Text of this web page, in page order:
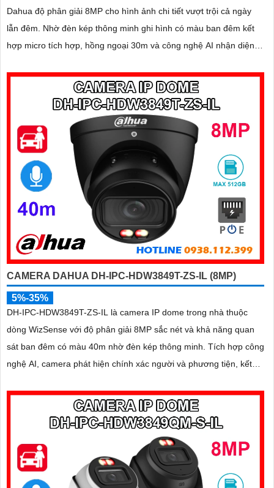
Dahua độ phân giải 8MP cho hình ảnh chi tiết vượt trội cả ngày
lẫn đêm. Nhờ đèn kép thông minh ghi hình có màu ban đêm kết
hợp micro tích hợp, hồng ngoại 30m và công nghệ AI nhận diện
CAMERA DAHUA DH-IPC-HDW3849T-ZS-IL (8MP)
5%-35%
DH-IPC-HDW3849T-ZS-IL là camera IP dome trong nhà thuộc
dòng WizSense với độ phân giải 8MP sắc nét và khả năng quan
sát ban đêm có màu 40m nhờ đèn kép thông minh. Tích hợp công
nghệ AI, camera phát hiện chính xác người và phương tiện, kết
trữ linh hoạt và chi tiết, hỗ trợ PoE tiện lợi đây là giải pháp giám
sát an ninh hiệu quả